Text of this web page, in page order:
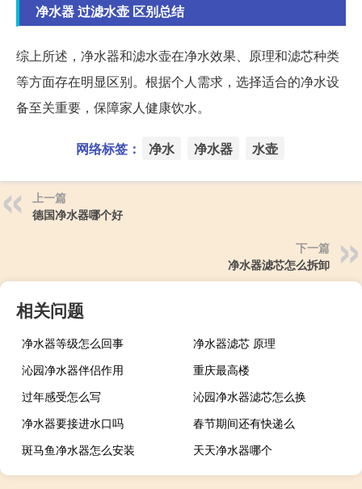
净水器 过滤水壶 区别总结
综上所述，净水器和滤水壶在净水效果、原理和滤芯种类
等方面存在明显区别。根据个人需求，选择适合的净水设
备至关重要，保障家人健康饮水。
网络标签： 净水 净水器 水壶
上一篇
德国净水器哪个好
下一篇
净水器滤芯怎么拆卸
相关问题
净水器等级怎么回事
净水器滤芯 原理
沁园净水器伴侣作用
重庆最高楼
过年感受怎么写
沁园净水器滤芯怎么换
净水器要接进水口吗
春节期间还有快递么
斑马鱼净水器怎么安装
天天净水器哪个